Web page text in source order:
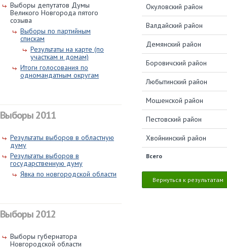
Выборы депутатов Думы
Великого Новгорода пятого
созыва
Выборы по партийным
спискам
Результаты на карте (по
участкам и домам)
Итоги голосования по
одномандатным округам
Выборы 2011
Результаты выборов в областную
думу
Результаты выборов в
государственную думу
Явка по новгородской области
Выборы 2012
Выборы губернатора
Новгородской области
Окуловский район
Валдайский район
Демянский район
Боровичский район
Любытинский район
Мошенской район
Пестовский район
Хвойнинский район
Всего
Вернуться к результатам